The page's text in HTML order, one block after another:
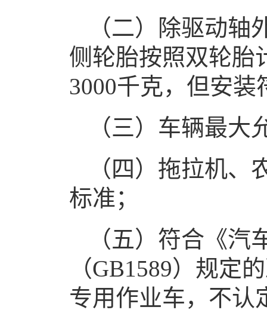
（二）除驱动
侧轮胎按照双轮胎
3000千克，但安
（三）车辆最
（四）拖拉机
标准；
（五）符合《
（GB1589）规定
专用作业车，不认